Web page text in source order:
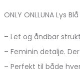
ONLY ONLLUNA
– Let og åndbar
– Feminin detalje.
– Perfekt til både